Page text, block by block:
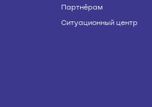
Партнёрам
Ситуационный центр